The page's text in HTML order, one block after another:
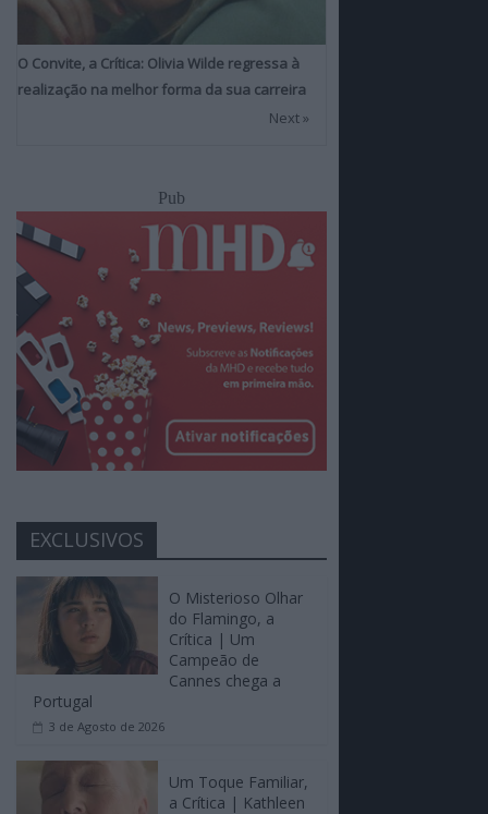
O Convite, a Crítica: Olivia Wilde regressa à
realização na melhor forma da sua carreira
Next »
Pub
EXCLUSIVOS
O Misterioso Olhar
do Flamingo, a
Crítica | Um
Campeão de
Cannes chega a
Portugal
3 de Agosto de 2026
Um Toque Familiar,
a Crítica | Kathleen